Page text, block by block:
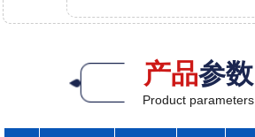
产品参数
Product parameters